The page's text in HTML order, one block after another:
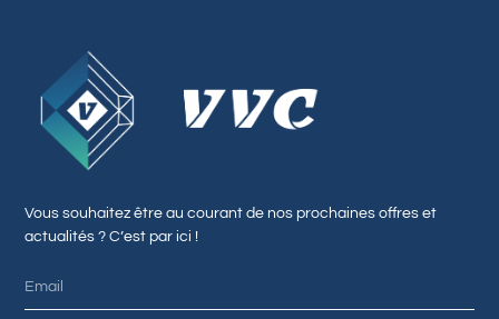
Vous souhaitez être au courant de nos prochaines offres et
actualités ? C’est par ici !